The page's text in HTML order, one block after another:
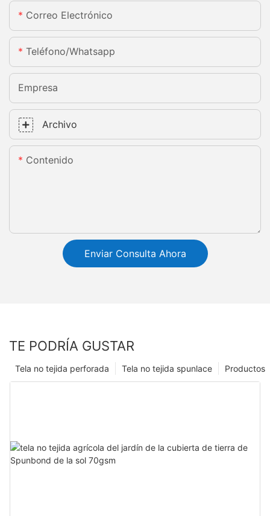
Correo Electrónico
Teléfono/whatsapp
Empresa
Archivo
Contenido
Enviar Consulta Ahora
TE PODRÍA GUSTAR
Productos
Tela no tejida spunlace
Tela no tejida perforada